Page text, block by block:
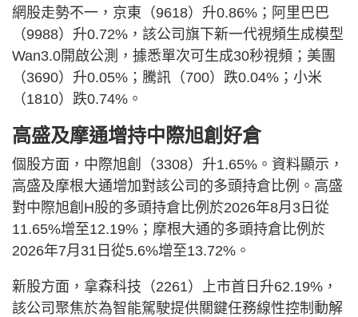
網股走勢不一，京東（9618）升0.86%；阿里巴巴
（9988）升0.72%，該公司旗下新一代視頻生成模型
Wan3.0開啟公測，據悉單次可生成30秒視頻；美團
（3690）升0.05%；騰訊（700）跌0.04%；小米
（1810）跌0.74%。
高盛及摩通增持中際旭創好倉
個股方面，中際旭創（3308）升1.65%。資料顯示，
高盛及摩根大通增加對該公司的多頭持倉比例。高盛
對中際旭創H股的多頭持倉比例於2026年8月3日從
11.65%增至12.19%；摩根大通的多頭持倉比例於
2026年7月31日從5.6%增至13.72%。
新股方面，拿森科技（2261）上市首日升62.19%，
該公司聚焦於為智能駕駛提供關鍵任務線性控制動解